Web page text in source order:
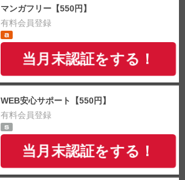
マンガフリー【550円】
有料会員登録
当月末認証をする！
WEB安心サポート【550円】
有料会員登録
当月末認証をする！